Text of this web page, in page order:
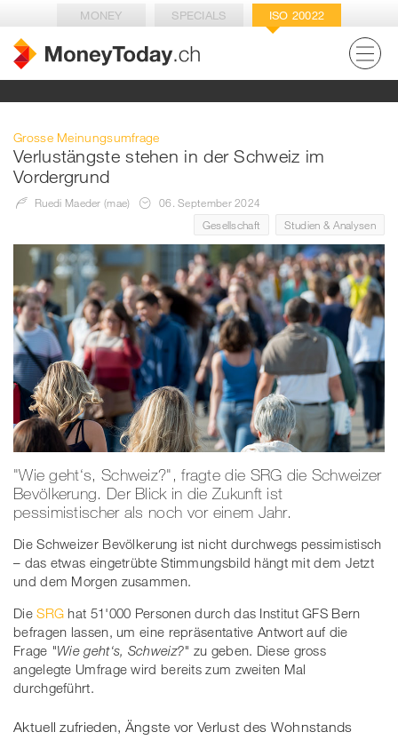
MONEY SPECIALS ISO 20022
Grosse Meinungsumfrage
Verlustängste stehen in der Schweiz im
Vordergrund
Ruedi Maeder (mae)
06. September 2024
Gesellschaft
Studien & Analysen
"Wie geht‘s, Schweiz?", fragte die SRG die Schweizer
Bevölkerung. Der Blick in die Zukunft ist
pessimistischer als noch vor einem Jahr.
Die Schweizer Bevölkerung ist nicht durchwegs pessimistisch
– das etwas eingetrübte Stimmungsbild hängt mit dem Jetzt
und dem Morgen zusammen.
DieSRG hat 51'000 Personen durch das Institut GFS Bern
befragen lassen, um eine repräsentative Antwort auf die
Frage "Wie geht‘s, Schweiz?" zu geben. Diese gross
angelegte Umfrage wird bereits zum zweiten Mal
durchgeführt.
Aktuell zufrieden, Ängste vor Verlust des Wohnstands